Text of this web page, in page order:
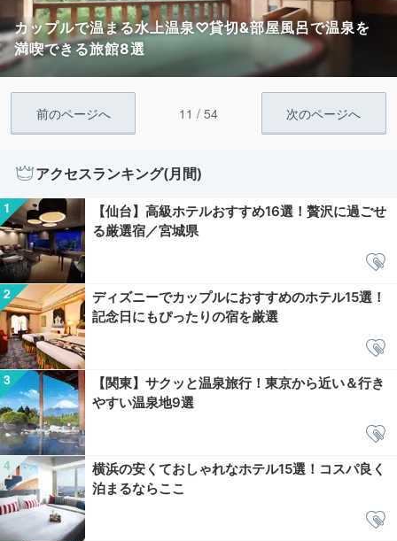
カップルで温まる水上温泉♡貸切&部屋風呂で温泉を
満喫できる旅館8選
前のページへ 11 / 54 次のページへ
アクセスランキング(月間)
【仙台】高級ホテルおすすめ16選！贅沢に過ごせ
る厳選宿／宮城県
ディズニーでカップルにおすすめのホテル15選！
記念日にもぴったりの宿を厳選
【関東】サクッと温泉旅行！東京から近い＆行き
やすい温泉地9選
横浜の安くておしゃれなホテル15選！コスパ良く
泊まるならここ